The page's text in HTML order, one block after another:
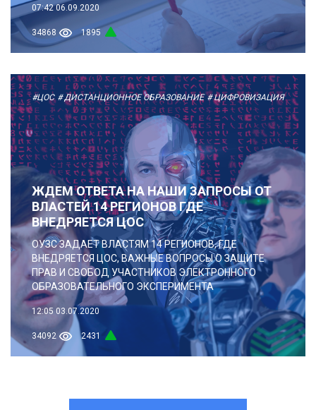
07:42 06.09.2020
34868 1895
#ЦОС # ДИСТАНЦИОННОЕ ОБРАЗОВАНИЕ # ЦИФРОВИЗАЦИЯ
ЖДЕМ ОТВЕТА НА НАШИ ЗАПРОСЫ ОТ
ВЛАСТЕЙ 14 РЕГИОНОВ ГДЕ
ВНЕДРЯЕТСЯ ЦОС
ОУЗС ЗАДАЕТ ВЛАСТЯМ 14 РЕГИОНОВ, ГДЕ
ВНЕДРЯЕТСЯ ЦОС, ВАЖНЫЕ ВОПРОСЫ О ЗАЩИТЕ
ПРАВ И СВОБОД УЧАСТНИКОВ ЭЛЕКТРОННОГО
ОБРАЗОВАТЕЛЬНОГО ЭКСПЕРИМЕНТА
12:05 03.07.2020
34092 2431